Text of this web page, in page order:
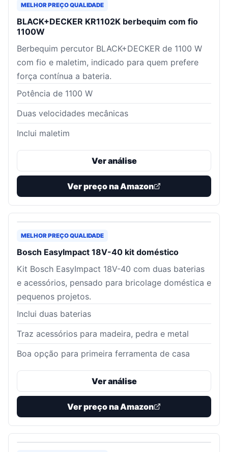
MELHOR PREÇO QUALIDADE
BLACK+DECKER KR1102K berbequim com fio
1100W
Berbequim percutor BLACK+DECKER de 1100 W
com fio e maletim, indicado para quem prefere
força contínua a bateria.
Potência de 1100 W
Duas velocidades mecânicas
Inclui maletim
Ver análise
Ver preço na Amazon
MELHOR PREÇO QUALIDADE
Bosch EasyImpact 18V-40 kit doméstico
Kit Bosch EasyImpact 18V-40 com duas baterias
e acessórios, pensado para bricolage doméstica e
pequenos projetos.
Inclui duas baterias
Traz acessórios para madeira, pedra e metal
Boa opção para primeira ferramenta de casa
Ver análise
Ver preço na Amazon